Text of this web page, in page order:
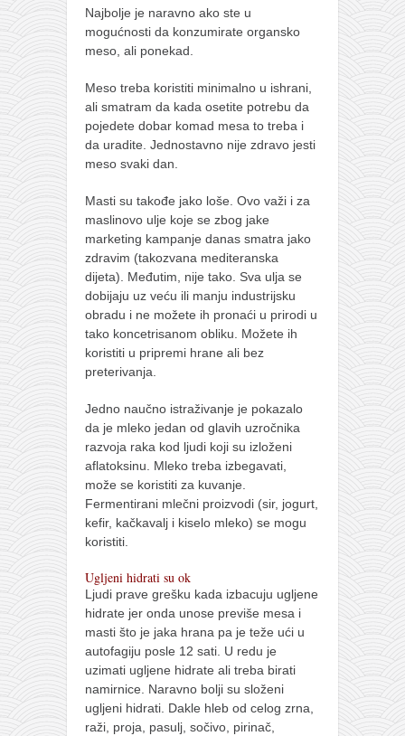
Najbolje je naravno ako ste u
mogućnosti da konzumirate organsko
meso, ali ponekad.
Meso treba koristiti minimalno u ishrani,
ali smatram da kada osetite potrebu da
pojedete dobar komad mesa to treba i
da uradite. Jednostavno nije zdravo jesti
meso svaki dan.
Masti su takođe jako loše. Ovo važi i za
maslinovo ulje koje se zbog jake
marketing kampanje danas smatra jako
zdravim (takozvana mediteranska
dijeta). Međutim, nije tako. Sva ulja se
dobijaju uz veću ili manju industrijsku
obradu i ne možete ih pronaći u prirodi u
tako koncetrisanom obliku. Možete ih
koristiti u pripremi hrane ali bez
preterivanja.
Jedno naučno istraživanje je pokazalo
da je mleko jedan od glavih uzročnika
razvoja raka kod ljudi koji su izloženi
aflatoksinu. Mleko treba izbegavati,
može se koristiti za kuvanje.
Fermentirani mlečni proizvodi (sir, jogurt,
kefir, kačkavalj i kiselo mleko) se mogu
koristiti.
Ugljeni hidrati su ok
Ljudi prave grešku kada izbacuju ugljene
hidrate jer onda unose previše mesa i
masti što je jaka hrana pa je teže ući u
autofagiju posle 12 sati. U redu je
uzimati ugljene hidrate ali treba birati
namirnice. Naravno bolji su složeni
ugljeni hidrati. Dakle hleb od celog zrna,
raži, proja, pasulj, sočivo, pirinač,